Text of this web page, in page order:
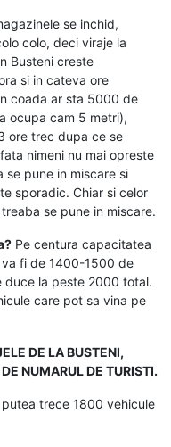
se inchid,
colo, deci viraje la
Busteni creste
si in cateva ore
coada ar sta 5000 de
ocupa cam 5 metri),
ore trec dupa ce se
nimeni nu mai opreste
pune in miscare si
sporadic. Chiar si celor
se pune in miscare.
Pe centura capacitatea
fi de 1400-1500 de
duce la peste 2000 total.
care pot sa vina pe
DE LA BUSTENI,
NUMARUL DE TURISTI.
trece 1800 vehicule